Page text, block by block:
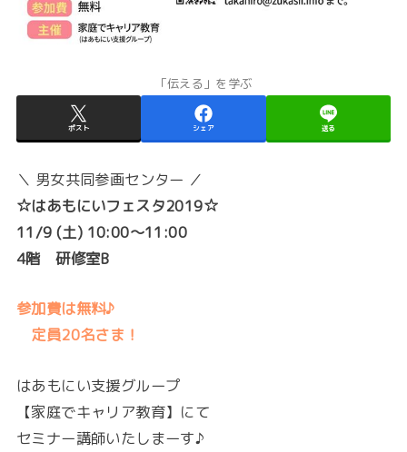
「伝える」を学ぶ
ポスト シェア 送る
＼ 男女共同参画センター ／
☆はあもにいフェスタ2019☆
11/9 (土) 10:00〜11:00
4階 研修室B
参加費は無料♪
定員20名さま！
はあもにい支援グループ
【家庭でキャリア教育】にて
セミナー講師いたしまーす♪